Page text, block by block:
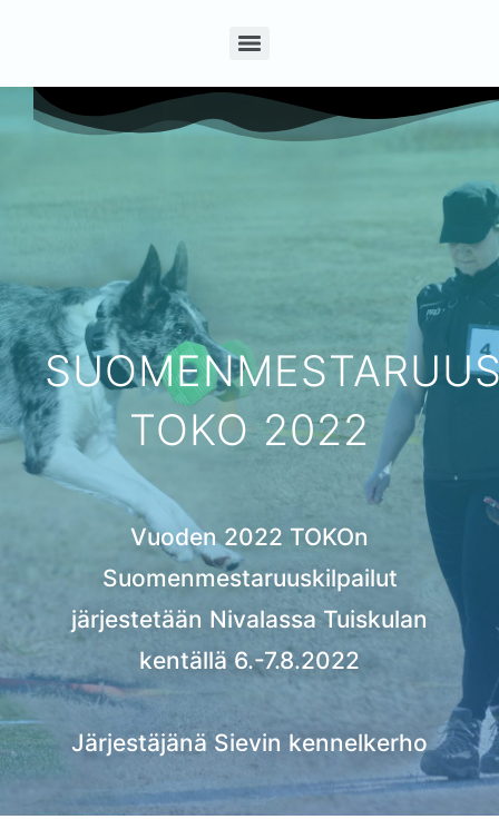
TOKO 2022
Vuoden 2022 TOKOn
Suomenmestaruuskilpailut
järjestetään Nivalassa Tuiskulan
kentällä 6.-7.8.2022
Järjestäjänä Sievin kennelkerho